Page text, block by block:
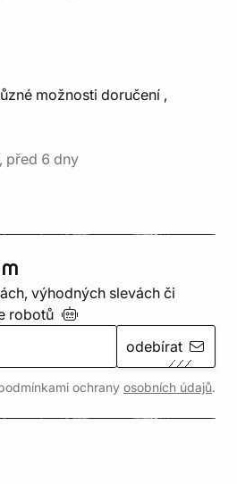
možnosti doručení ,
před 6 dny
výhodných slevách či
robotů
odebírat
ochrany osobních údajů.